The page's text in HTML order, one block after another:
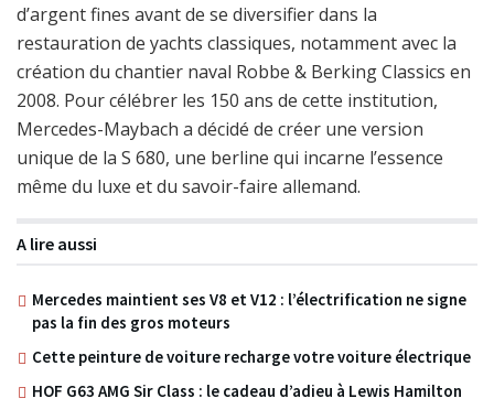
d’argent fines avant de se diversifier dans la
restauration de yachts classiques, notamment avec la
création du chantier naval Robbe & Berking Classics en
2008. Pour célébrer les 150 ans de cette institution,
Mercedes-Maybach a décidé de créer une version
unique de la S 680, une berline qui incarne l’essence
même du luxe et du savoir-faire allemand.
A lire aussi
Mercedes maintient ses V8 et V12 : l’électrification ne signe
pas la fin des gros moteurs
Cette peinture de voiture recharge votre voiture électrique
HOF G63 AMG Sir Class : le cadeau d’adieu à Lewis Hamilton